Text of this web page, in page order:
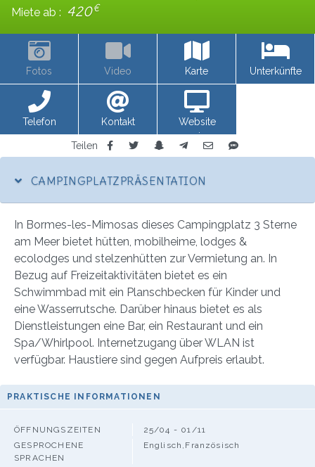
Miete ab : 420€
Fotos Video Karte Unterkünfte
Telefon Kontakt
Website
anzeigen
Teilen
CAMPINGPLATZPRÄSENTATION
In Bormes-les-Mimosas dieses Campingplatz 3 Sterne
am Meer bietet hütten, mobilheime, lodges &
ecolodges und stelzenhütten zur Vermietung an. In
Bezug auf Freizeitaktivitäten bietet es ein
Schwimmbad mit ein Planschbecken für Kinder und
eine Wasserrutsche. Darüber hinaus bietet es als
Dienstleistungen eine Bar, ein Restaurant und ein
Spa/Whirlpool. Internetzugang über WLAN ist
verfügbar. Haustiere sind gegen Aufpreis erlaubt.
PRAKTISCHE INFORMATIONEN
ÖFFNUNGSZEITEN
25/04 - 01/11
GESPROCHENE
SPRACHEN
Englisch,Französisch